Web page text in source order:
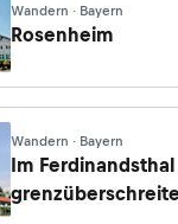
Wandern · Bayern
Rosenheim
Wandern · Bayern
Im Ferdinandsthal